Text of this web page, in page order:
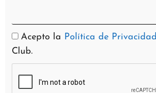
Acepto la Política de Privacidad
Club.